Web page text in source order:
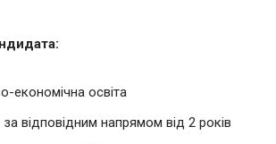
економічна освіта
відповідним напрямом від 2 років